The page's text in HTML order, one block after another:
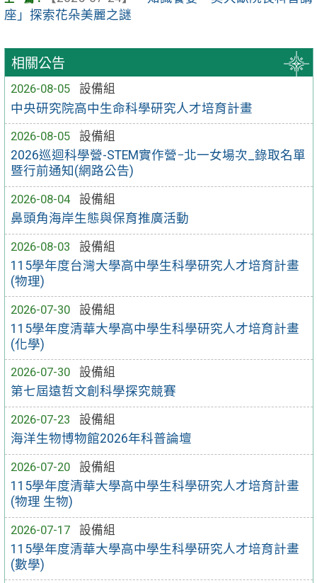
相關公告
2026-08-05
設備組
中央研究院高中生命科學研究人才培育計畫
2026-08-05
設備組
2026巡迴科學營-STEM實作營−北一女場次_錄取名單
暨行前通知(網路公告)
2026-08-04
設備組
鼻頭角海岸生態與保育推廣活動
2026-08-03
設備組
115學年度台灣大學高中學生科學研究人才培育計畫
(物理)
2026-07-30
設備組
115學年度清華大學高中學生科學研究人才培育計畫
(化學)
2026-07-30
設備組
第七屆遠哲文創科學探究競賽
2026-07-23
設備組
海洋生物博物館2026年科普論壇
2026-07-20
設備組
115學年度清華大學高中學生科學研究人才培育計畫
(物理 生物)
2026-07-17
設備組
115學年度清華大學高中學生科學研究人才培育計畫
(數學)
座」探索花朵美麗之謎